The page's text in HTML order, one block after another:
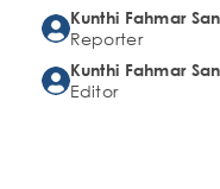
Kunthi Fahmar
Reporter
Kunthi Fahmar
Editor